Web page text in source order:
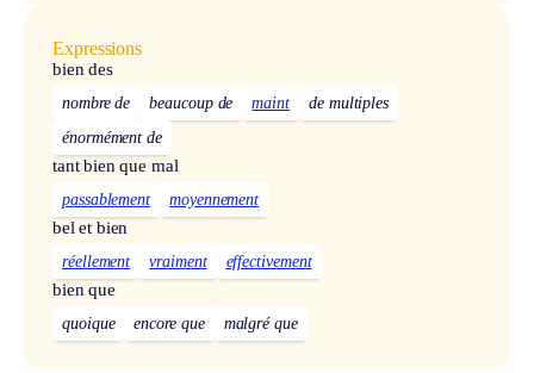
Expressions
bien des
nombre de beaucoup de maint
de multiples
énormément de
tant bien que mal
passablement moyennement
bel et bien
réellement vraiment effectivement
bien que
quoique encore que malgré que